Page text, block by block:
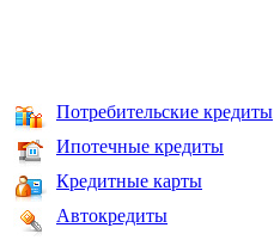
Потребительские кредиты
Ипотечные кредиты
Кредитные карты
Автокредиты